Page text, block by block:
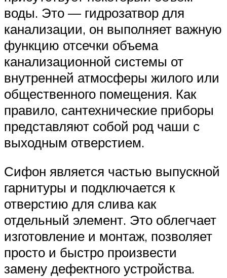
воды. Это — гидрозатвор для
канализации, он выполняет важную
функцию отсечки объема
канализационной системы от
внутренней атмосферы жилого или
общественного помещения. Как
правило, сантехнические приборы
представляют собой род чаши с
выходным отверстием.
Сифон является частью выпускной
гарнитуры и подключается к
отверстию для слива как
отдельный элемент. Это облегчает
изготовление и монтаж, позволяет
просто и быстро произвести
замену дефектного устройства.